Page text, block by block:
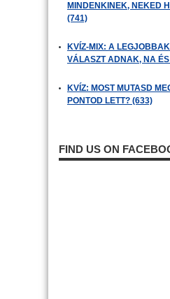
MINDENKINEK, NEKED
(741)
KVÍZ-MIX: A
VÁLASZT ADNAK, NA
KVÍZ: MOST MUTASD
PONTOD LETT? (633)
FIND US ON